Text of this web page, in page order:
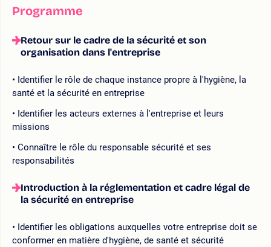
Programme
Retour sur le cadre de la sécurité et son
organisation dans l'entreprise
Identifier le rôle de chaque instance propre à l'hygiène, la
santé et la sécurité en entreprise
Identifier les acteurs externes à l'entreprise et leurs
missions
Connaître le rôle du responsable sécurité et ses
responsabilités
Introduction à la réglementation et cadre légal de
la sécurité en entreprise
Identifier les obligations auxquelles votre entreprise doit se
conformer en matière d'hygiène, de santé et sécurité